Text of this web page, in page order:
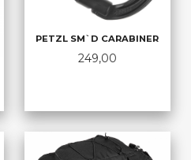
PETZL SM`D CARABINER
Pris
249,00